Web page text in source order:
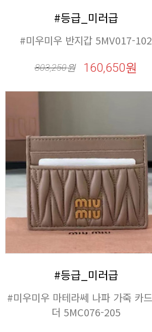
#등급_미러급
#미우미우 반지갑 5MV017-102
803,250원 160,650원
#등급_미러급
더 5MC076-205